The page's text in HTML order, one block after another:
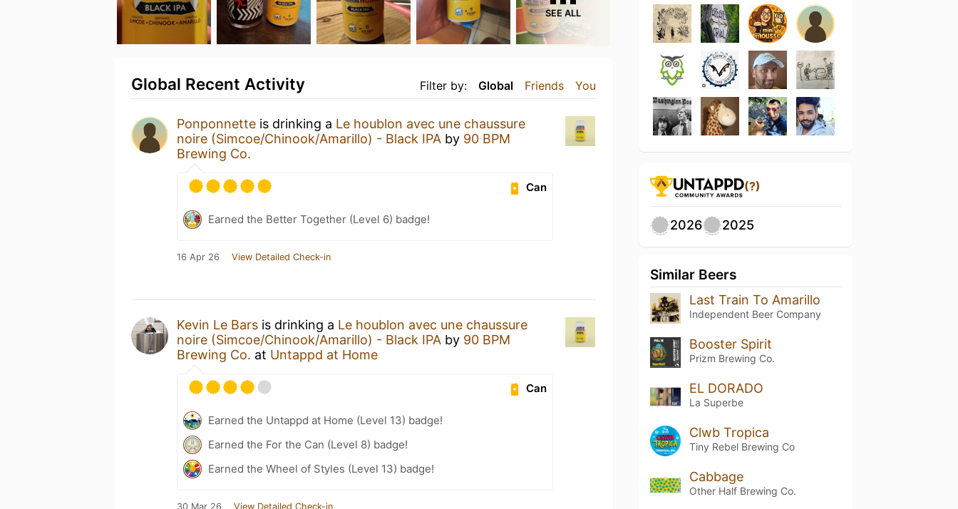
SEE ALL
Filter by: Global Friends You
Global Recent Activity
Ponponnette is drinking a Le houblon avec une chaussure
noire (Simcoe/Chinook/Amarillo) - Black IPA by 90 BPM
Brewing Co.
Can
Earned the Better Together (Level 6) badge!
16 Apr 26 View Detailed Check-in
Kevin Le Bars is drinking a Le houblon avec une chaussure
noire (Simcoe/Chinook/Amarillo) - Black IPA by 90 BPM
Brewing Co. at Untappd at Home
Can
Earned the Untappd at Home (Level 13) badge!
Earned the For the Can (Level 8) badge!
Earned the Wheel of Styles (Level 13) badge!
30 Mar 26 View Detailed Check-in
(?)
2026 2025
Similar Beers
Last Train To Amarillo
Independent Beer Company
Booster Spirit
Prizm Brewing Co.
EL DORADO
La Superbe
Clwb Tropica
Tiny Rebel Brewing Co
Cabbage
Other Half Brewing Co.